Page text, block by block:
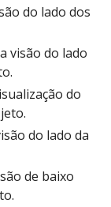
do lado dos
visão do lado
do
do lado da
de baixo